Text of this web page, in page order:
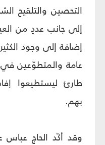
التحصين والتلقيح
إلى جانب عددٍ من
إضافة إلى وجود
عامة والمتطوّعين
طارئ ليستطيعوا
بهم.
وقد أكّد الحاج عباس